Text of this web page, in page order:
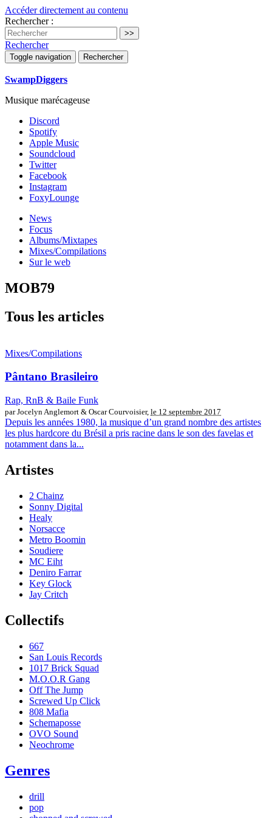
Accéder directement au contenu
Rechercher :
Rechercher
Toggle navigation Rechercher
SwampDiggers
Musique marécageuse
Discord
Spotify
Apple Music
Soundcloud
Twitter
Facebook
Instagram
FoxyLounge
News
Focus
Albums/Mixtapes
Mixes/Compilations
Sur le web
MOB79
Tous les articles
Mixes/Compilations
Pântano Brasileiro
Rap, RnB & Baile Funk
par Jocelyn Anglemort & Oscar Courvoisier, le 12 septembre 2017
Depuis les années 1980, la musique d’un grand nombre des artistes
les plus hardcore du Brésil a pris racine dans le son des favelas et
notamment dans la...
Artistes
2 Chainz
Sonny Digital
Healy
Norsacce
Metro Boomin
Soudiere
MC Eiht
Deniro Farrar
Key Glock
Jay Critch
Collectifs
667
San Louis Records
1017 Brick Squad
M.O.O.R Gang
Off The Jump
Screwed Up Click
808 Mafia
Schemaposse
OVO Sound
Neochrome
Genres
drill
pop